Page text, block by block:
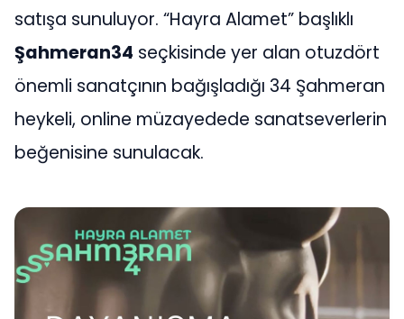
satışa sunuluyor. “Hayra Alamet” başlıklı
Şahmeran34 seçkisinde yer alan otuzdört
önemli sanatçının bağışladığı 34 Şahmeran
heykeli, online müzayedede sanatseverlerin
beğenisine sunulacak.